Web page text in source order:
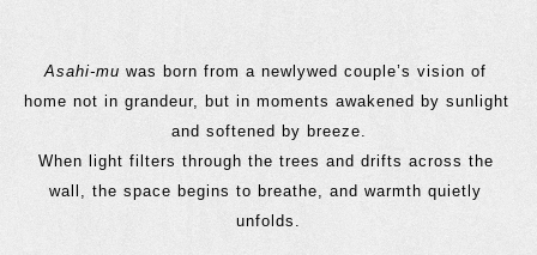
Asahi-mu was born from a newlywed couple’s vision of
home not in grandeur, but in moments awakened by sunlight
and softened by breeze.
When light filters through the trees and drifts across the
wall, the space begins to breathe, and warmth quietly
unfolds.